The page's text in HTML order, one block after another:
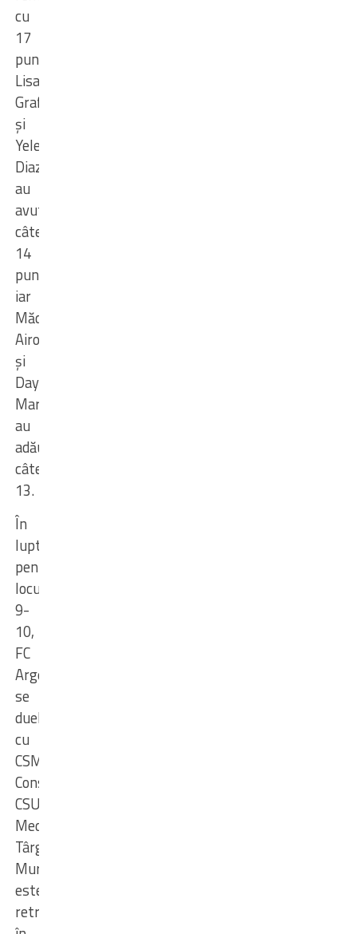
cu
17
puncte,
Lisania
Grafort
și
Yelennis
Diaz
au
avut
câte
14
puncte,
iar
Mădălina
Airoaie
și
Dayana
Martinez
au
adăugat
câte
13.
În
lupta
pentru
locurile
9-
10,
FC
Argeș
se
duelează
cu
CSM
Constanța.
CSU
Medicina
Târgu-
Mureș
este
retrogradată